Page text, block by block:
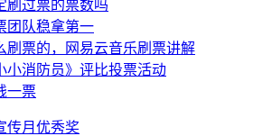
刷过票的票数吗
团队稳拿第一
刷票的，网易云音乐刷票讲解
小消防员》评比投票活动
一票
传月 优秀奖